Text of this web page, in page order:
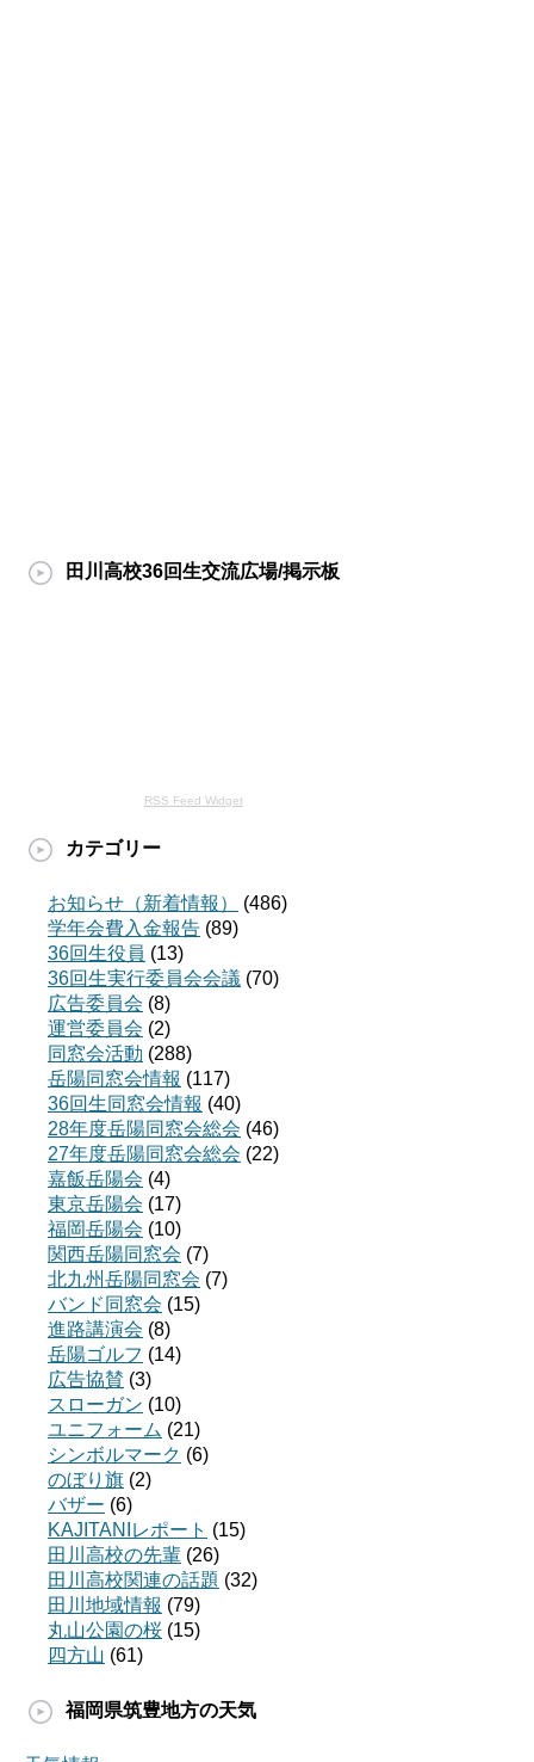
田川高校36回生交流広場/掲示板
RSS Feed Widget
カテゴリー
お知らせ（新着情報）
(486)
学年会費入金報告 (89)
36回生役員 (13)
36回生実行委員会会議 (70)
広告委員会 (8)
運営委員会 (2)
同窓会活動 (288)
岳陽同窓会情報 (117)
36回生同窓会情報 (40)
28年度岳陽同窓会総会 (46)
27年度岳陽同窓会総会 (22)
嘉飯岳陽会 (4)
東京岳陽会 (17)
福岡岳陽会 (10)
関西岳陽同窓会 (7)
北九州岳陽同窓会 (7)
バンド同窓会 (15)
進路講演会 (8)
岳陽ゴルフ (14)
広告協賛 (3)
スローガン (10)
ユニフォーム (21)
シンボルマーク (6)
のぼり旗 (2)
バザー (6)
KAJITANIレポート (15)
田川高校の先輩 (26)
田川高校関連の話題 (32)
田川地域情報 (79)
丸山公園の桜 (15)
四方山 (61)
福岡県筑豊地方の天気